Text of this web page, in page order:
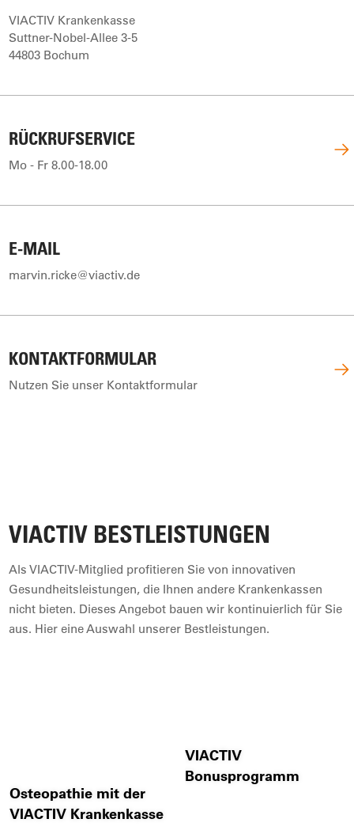
VIACTIV Krankenkasse
Suttner-Nobel-Allee 3-5
44803 Bochum
RÜCKRUFSERVICE
Mo - Fr 8.00-18.00
E-MAIL
marvin.ricke@viactiv.de
KONTAKTFORMULAR
Nutzen Sie unser Kontaktformular
VIACTIV BESTLEISTUNGEN
Als VIACTIV-Mitglied profitieren Sie von innovativen
Gesundheitsleistungen, die Ihnen andere Krankenkassen
nicht bieten. Dieses Angebot bauen wir kontinuierlich für Sie
aus. Hier eine Auswahl unserer Bestleistungen.
Osteopathie mit der
VIACTIV Krankenkasse
VIACTIV
Bonusprogramm